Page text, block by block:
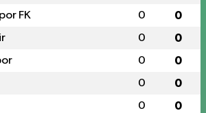
FK 0 0
0 0
0 0
0 0
0 0